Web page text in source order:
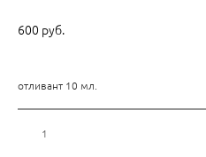
600 pуб.
отливант 10 мл.